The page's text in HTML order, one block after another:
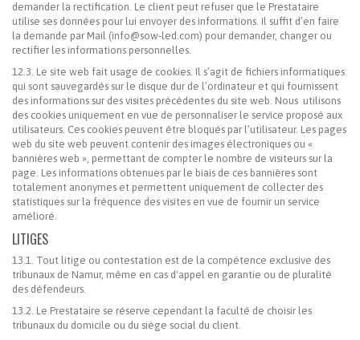
demander la rectification. Le client peut refuser que le Prestataire
utilise ses données pour lui envoyer des informations. Il suffit d’en faire
la demande par Mail (info@sow-led.com) pour demander, changer ou
rectifier les informations personnelles.
12.3. Le site web fait usage de cookies. Il s’agit de fichiers informatiques
qui sont sauvegardés sur le disque dur de l’ordinateur et qui fournissent
des informations sur des visites précédentes du site web. Nous utilisons
des cookies uniquement en vue de personnaliser le service proposé aux
utilisateurs. Ces cookies peuvent être bloqués par l’utilisateur. Les pages
web du site web peuvent contenir des images électroniques ou «
bannières web », permettant de compter le nombre de visiteurs sur la
page. Les informations obtenues par le biais de ces bannières sont
totalement anonymes et permettent uniquement de collecter des
statistiques sur la fréquence des visites en vue de fournir un service
amélioré.
LITIGES
13.1. Tout litige ou contestation est de la compétence exclusive des
tribunaux de Namur, même en cas d'appel en garantie ou de pluralité
des défendeurs.
13.2. Le Prestataire se réserve cependant la faculté de choisir les
tribunaux du domicile ou du siège social du client.